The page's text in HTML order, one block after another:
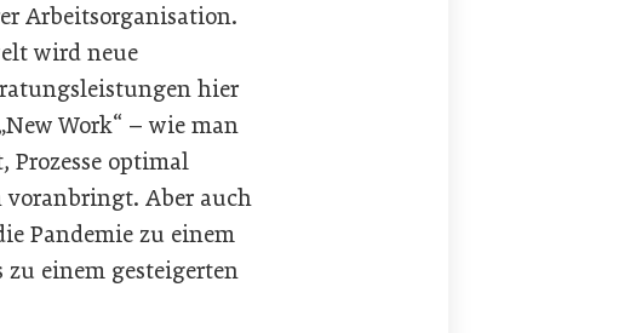
Arbeitsorganisation.
wird neue
hier
Work“ – wie man
Prozesse optimal
voranbringt. Aber auch
Pandemie zu einem
einem gesteigerten